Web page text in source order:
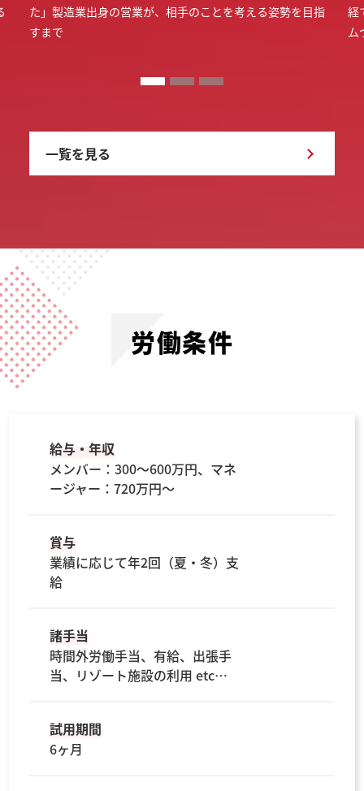
た」製造業出身の営業が、相手のことを考える姿勢を目指
すまで
経
ム
一覧を見る
労働条件
給与・年収
メンバー：300〜600万円、マネ
ージャー：720万円～
賞与
業績に応じて年2回（夏・冬）支
給
諸手当
時間外労働手当、有給、出張手
当、リゾート施設の利用 etc…
試用期間
6ヶ月